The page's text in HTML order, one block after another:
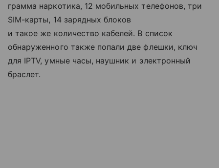
грамма наркотика, 12 мобильных телефонов, три
SIM-карты, 14 зарядных блоков
и такое же количество кабелей. В список
обнаруженного также попали две флешки, ключ
для IPTV, умные часы, наушник и электронный
браслет.